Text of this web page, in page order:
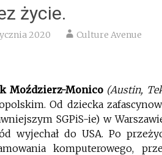
życie.
2020 Culture Avenue
Moździerz-Monico (Austin,
Od dziecka
SGPiS-ie) w
wyjechał do USA. Po
komputerowego,